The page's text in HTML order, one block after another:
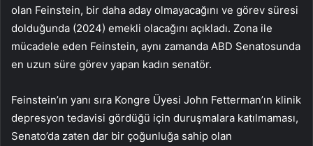
olan Feinstein, bir daha aday olmayacağını ve görev süresi
dolduğunda (2024) emekli olacağını açıkladı. Zona ile
mücadele eden Feinstein, aynı zamanda ABD Senatosunda
en uzun süre görev yapan kadın senatör.
Feinstein’ın yanı sıra Kongre Üyesi John Fetterman’ın klinik
depresyon tedavisi gördüğü için duruşmalara katılmaması,
Senato’da zaten dar bir çoğunluğa sahip olan